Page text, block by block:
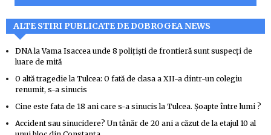
ALTE STIRI PUBLICATE DE DOBROGEA NEWS
DNA la Vama Isaccea unde 8 polițiști de frontieră sunt suspecți de
luare de mită
O altă tragedie la Tulcea: O fată de clasa a XII-a dintr-un colegiu
renumit, s-a sinucis
Cine este fata de 18 ani care s-a sinucis la Tulcea. Șoapte între lumi ?
Accident sau sinucidere? Un tânăr de 20 ani a căzut de la etajul 10 al